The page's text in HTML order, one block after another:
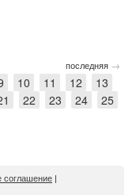
последняя →
10 11 12
13
22 23 24
25
соглашение |